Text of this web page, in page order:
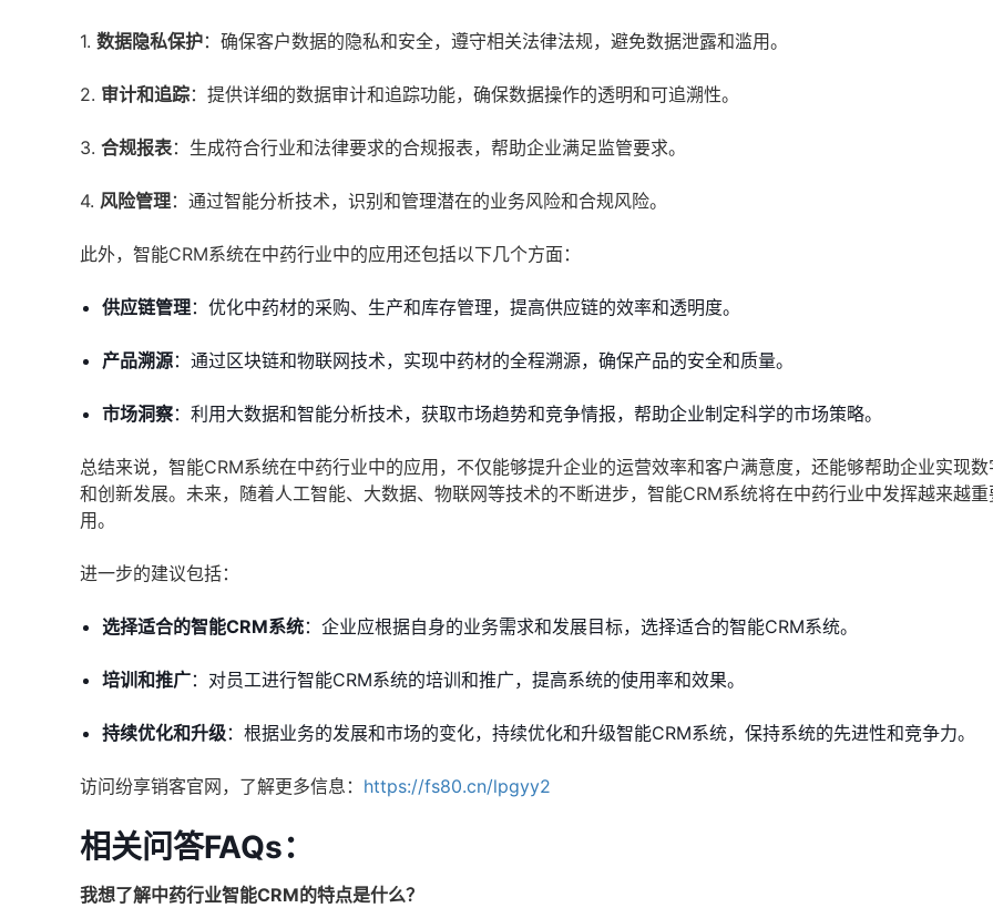
1. 数据隐私保护：确保客户数据的隐私和安全，遵守相关法律法规，避免数据泄露和滥用。
2. 审计和追踪：提供详细的数据审计和追踪功能，确保数据操作的透明和可追溯性。
3. 合规报表：生成符合行业和法律要求的合规报表，帮助企业满足监管要求。
4. 风险管理：通过智能分析技术，识别和管理潜在的业务风险和合规风险。
此外，智能CRM系统在中药行业中的应用还包括以下几个方面：
供应链管理：优化中药材的采购、生产和库存管理，提高供应链的效率和透明度。
产品溯源：通过区块链和物联网技术，实现中药材的全程溯源，确保产品的安全和质量。
市场洞察：利用大数据和智能分析技术，获取市场趋势和竞争情报，帮助企业制定科学的市场策略。
总结来说，智能CRM系统在中药行业中的应用，不仅能够提升企业的运营效率和客户满意度，还能够帮助企业实现数
和创新发展。未来，随着人工智能、大数据、物联网等技术的不断进步，智能CRM系统将在中药行业中发挥越来越
用。
进一步的建议包括：
选择适合的智能CRM系统：企业应根据自身的业务需求和发展目标，选择适合的智能CRM系统。
培训和推广：对员工进行智能CRM系统的培训和推广，提高系统的使用率和效果。
持续优化和升级：根据业务的发展和市场的变化，持续优化和升级智能CRM系统，保持系统的先进性和竞争力。
访问纷享销客官网，了解更多信息： https://fs80.cn/lpgyy2
相关问答FAQs：
我想了解中药行业智能CRM的特点是什么？